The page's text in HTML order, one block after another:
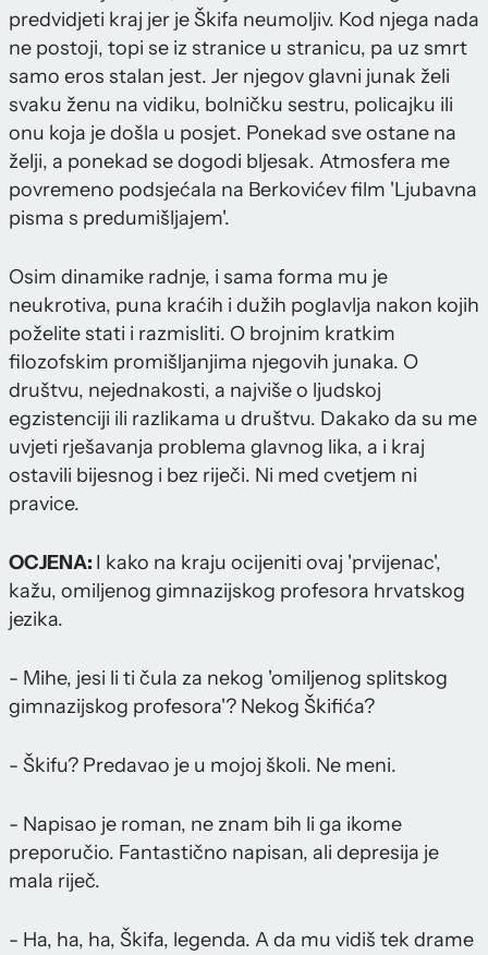
predvidjeti kraj jer je Škifa neumoljiv. Kod njega nada
ne postoji, topi se iz stranice u stranicu, pa uz smrt
samo eros stalan jest. Jer njegov glavni junak želi
svaku ženu na vidiku, bolničku sestru, policajku ili
onu koja je došla u posjet. Ponekad sve ostane na
želji, a ponekad se dogodi bljesak. Atmosfera me
povremeno podsjećala na Berkovićev film 'Ljubavna
pisma s predumišljajem'.
Osim dinamike radnje, i sama forma mu je
neukrotiva, puna kraćih i dužih poglavlja nakon kojih
poželite stati i razmisliti. O brojnim kratkim
filozofskim promišljanjima njegovih junaka. O
društvu, nejednakosti, a najviše o ljudskoj
egzistenciji ili razlikama u društvu. Dakako da su me
uvjeti rješavanja problema glavnog lika, a i kraj
ostavili bijesnog i bez riječi. Ni med cvetjem ni
pravice.
OCJENA: I kako na kraju ocijeniti ovaj 'prvijenac',
kažu, omiljenog gimnazijskog profesora hrvatskog
jezika.
- Mihe, jesi li ti čula za nekog 'omiljenog splitskog
gimnazijskog profesora'? Nekog Škifića?
- Škifu? Predavao je u mojoj školi. Ne meni.
- Napisao je roman, ne znam bih li ga ikome
preporučio. Fantastično napisan, ali depresija je
mala riječ.
- Ha, ha, ha, Škifa, legenda. A da mu vidiš tek drame